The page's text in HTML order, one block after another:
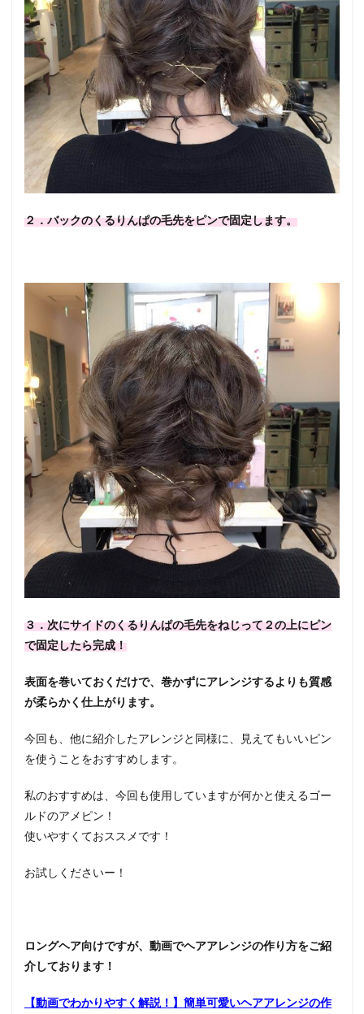
２．バックのくるりんぱの毛先をピンで固定します。
３．次にサイドのくるりんぱの毛先をねじって２の上にピン
で固定したら完成！
表面を巻いておくだけで、巻かずにアレンジするよりも質感
が柔らかく仕上がります。
今回も、他に紹介したアレンジと同様に、見えてもいいピン
を使うことをおすすめします。
私のおすすめは、今回も使用していますが何かと使えるゴー
ルドのアメピン！
使いやすくておススメです！
お試しくださいー！
ロングヘア向けですが、動画でヘアアレンジの作り方をご紹
介しております！
【動画でわかりやすく解説！】簡単可愛いヘアアレンジの作